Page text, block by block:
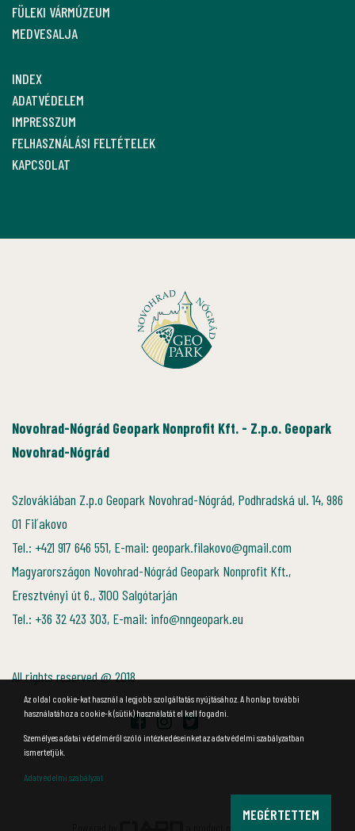
FÜLEKI VÁRMÚZEUM
MEDVESALJA
INDEX
ADATVÉDELEM
IMPRESSZUM
FELHASZNÁLÁSI FELTÉTELEK
KAPCSOLAT
Novohrad-Nógrád Geopark Nonprofit Kft. - Z.p.o. Geopark
Novohrad-Nógrád
Szlovákiában Z.p.o Geopark Novohrad-Nógrád, Podhradská ul. 14, 986
01 Fiľakovo
Tel.: +421 917 646 551, E-mail: geopark.filakovo@gmail.com
Magyarországon Novohrad-Nógrád Geopark Nonprofit Kft.,
Eresztvényi út 6., 3100 Salgótarján
Tel.: +36 32 423 303, E-mail: info@nngeopark.eu
All rights reserved @ 2018
Az oldal cookie-kat használ a legjobb szolgáltatás nyújtásához. A honlap további
használatához a cookie-k (sütik) használatát el kell fogadni.
Személyes adatai védelméről szóló intézkedéseinket az adatvédelmi szabályzatban
ismertetjük.
Adatvédelmi szabályzat
MEGÉRTETTEM